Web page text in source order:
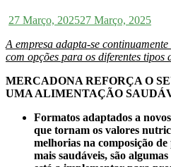
27 Março, 202527 Março, 2025
A empresa adapta-se
com opções para os diferentes tipos
MERCADONA REFORÇA O
UMA ALIMENTAÇÃO
Formatos adaptados a
que tornam os valores
melhorias na composição
mais saudáveis, são